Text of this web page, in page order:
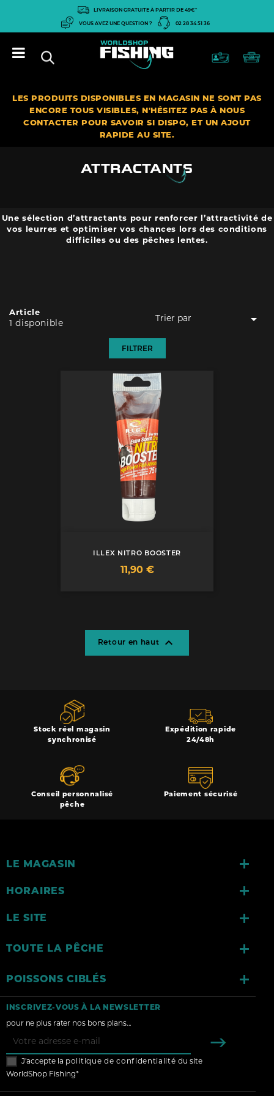
Panneau de gestion des cookies
LIVRAISON GRATUITE À PARTIR DE 49€*
VOUS AVEZ UNE QUESTION ? 02 28 34 51 36
LES PRODUITS DISPONIBLES EN MAGASIN NE SONT PAS
ENCORE TOUS VISIBLES, N'HÉSITEZ PAS À NOUS
CONTACTER POUR SAVOIR SI DISPO, ET UN AJOUT
RAPIDE AU SITE.
ATTRACTANTS
Une sélection d’attractants pour renforcer l’attractivité de
vos leurres et optimiser vos chances lors des conditions
difficiles ou des pêches lentes.
Article
1 disponible Trier par 
Pertinence
Nom, A à Z
Prix, croissant
Prix, décroissant
FILTRER
ILLEX NITRO BOOSTER
Prix
11,90 €
Retour en haut 
Stock réel magasin
synchronisé
Expédition rapide
24/48h
Conseil personnalisé
pêche
Paiement sécurisé
LE MAGASIN 
HORAIRES 
LE SITE 
TOUTE LA PÊCHE 
POISSONS CIBLÉS 
INSCRIVEZ-VOUS À LA NEWSLETTER
pour ne plus rater nos bons plans...
J'accepte la politique de confidentialité du site
WorldShop Fishing*